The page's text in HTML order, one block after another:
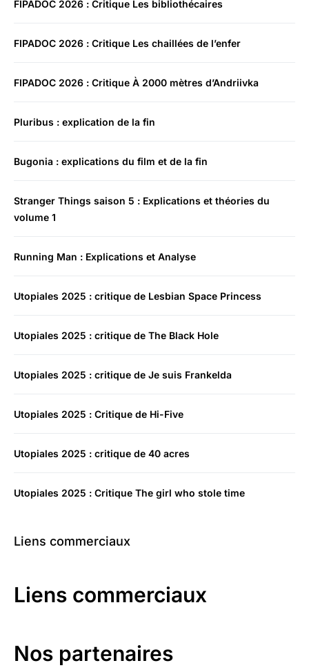
FIPADOC 2026 : Critique Les bibliothécaires
FIPADOC 2026 : Critique Les chaillées de l’enfer
FIPADOC 2026 : Critique À 2000 mètres d’Andriivka
Pluribus : explication de la fin
Bugonia : explications du film et de la fin
Stranger Things saison 5 : Explications et théories du
volume 1
Running Man : Explications et Analyse
Utopiales 2025 : critique de Lesbian Space Princess
Utopiales 2025 : critique de The Black Hole
Utopiales 2025 : critique de Je suis Frankelda
Utopiales 2025 : Critique de Hi-Five
Utopiales 2025 : critique de 40 acres
Utopiales 2025 : Critique The girl who stole time
Liens commerciaux
Liens commerciaux
Nos partenaires